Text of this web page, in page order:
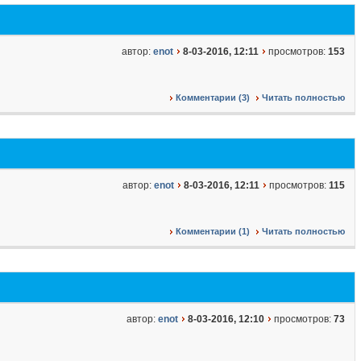
автор: enot 8-03-2016, 12:11 просмотров: 153
Комментарии (3) Читать полностью
автор: enot 8-03-2016, 12:11 просмотров: 115
Комментарии (1) Читать полностью
автор: enot 8-03-2016, 12:10 просмотров: 73